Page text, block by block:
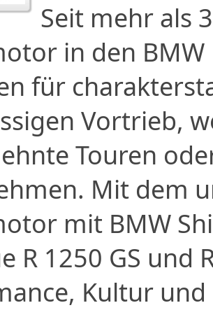
Seit mehr als
in den
für
Vortrieb,
Touren
Mit dem
mit BMW
R 1250 GS und
Kultur und